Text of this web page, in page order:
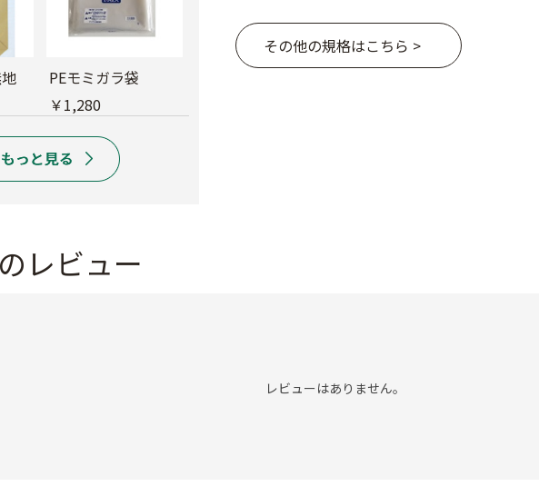
PEモミガラ袋
￥1,280
その他の規格はこちら >
レビュー
レビューはありません。